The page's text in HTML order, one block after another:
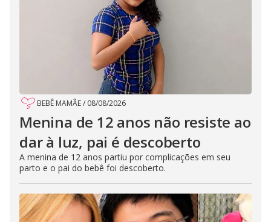
BEBÊ MAMÃE/ 08/08/2026
Menina de 12 anos não resiste ao
dar à luz, pai é descoberto
A menina de 12 anos partiu por complicações em seu
parto e o pai do bebê foi descoberto.